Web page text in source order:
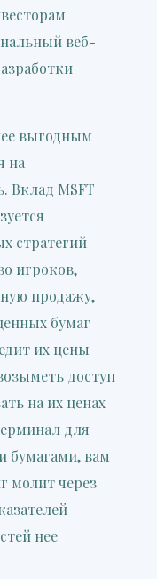
веб-
выгодным
на
Вклад MSFT
стратегий
игроков,
продажу,
бумаг
их цены
доступ
на их ценах
для
бумагами, вам
молит через
нее